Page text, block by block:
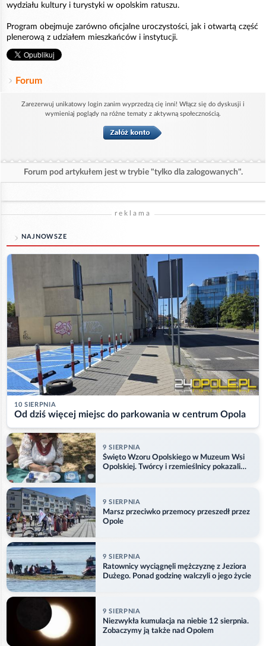
wydziału kultury i turystyki w opolskim ratuszu.
Program obejmuje zarówno oficjalne uroczystości, jak i otwartą część
plenerową z udziałem mieszkańców i instytucji.
Forum
Zarezerwuj unikatowy login zanim wyprzedzą cię inni! Włącz się do dyskusji i
wymieniaj poglądy na różne tematy z aktywną społecznością.
Forum pod artykułem jest w trybie "tylko dla zalogowanych".
reklama
NAJNOWSZE
10 SIERPNIA
Od dziś więcej miejsc do parkowania w centrum Opola
9 SIERPNIA
Święto Wzoru Opolskiego w Muzeum Wsi
Opolskiej. Twórcy i rzemieślnicy pokazali
9 SIERPNIA
Marsz przeciwko przemocy przeszedł przez
Opole
9 SIERPNIA
Ratownicy wyciągnęli mężczyznę z Jeziora
Dużego. Ponad godzinę walczyli o jego życie
9 SIERPNIA
Niezwykła kumulacja na niebie 12 sierpnia.
Zobaczymy ją także nad Opolem